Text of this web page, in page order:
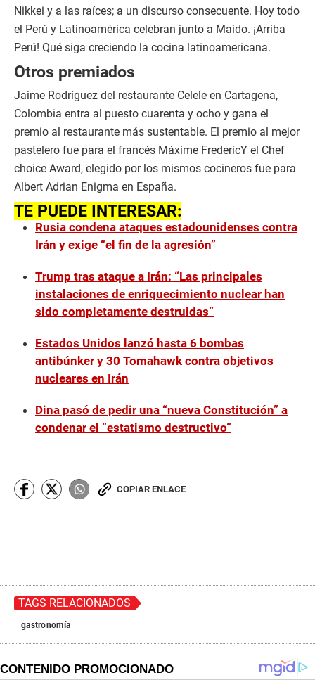
Nikkei y a las raíces; a un discurso consecuente. Hoy todo
el Perú y Latinoamérica celebran junto a Maido. ¡Arriba
Perú! Qué siga creciendo la cocina latinoamericana.
Otros premiados
Jaime Rodríguez del restaurante Celele en Cartagena,
Colombia entra al puesto cuarenta y ocho y gana el
premio al restaurante más sustentable. El premio al mejor
pastelero fue para el francés Máxime FredericY el Chef
choice Award, elegido por los mismos cocineros fue para
Albert Adrian Enigma en España.
TE PUEDE INTERESAR:
Rusia condena ataques estadounidenses contra
Irán y exige “el fin de la agresión”
Trump tras ataque a Irán: “Las principales
instalaciones de enriquecimiento nuclear han
sido completamente destruidas”
Estados Unidos lanzó hasta 6 bombas
antibúnker y 30 Tomahawk contra objetivos
nucleares en Irán
Dina pasó de pedir una “nueva Constitución” a
condenar el “estatismo destructivo”
COPIAR ENLACE
TAGS RELACIONADOS
gastronomía